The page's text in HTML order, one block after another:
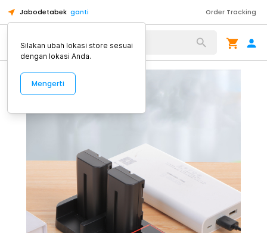
Jabodetabek ganti Order Tracking
Alat Kopi
Silakan ubah lokasi store sesuai
dengan lokasi Anda.
Mengerti